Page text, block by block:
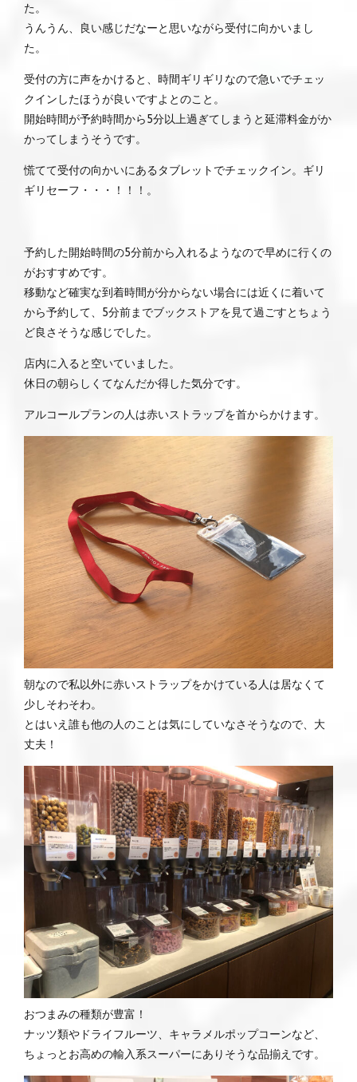
た。
うんうん、良い感じだなーと思いながら受付に向かいまし
た。
受付の方に声をかけると、時間ギリギリなので急いでチェッ
クインしたほうが良いですよとのこと。
開始時間が予約時間から5分以上過ぎてしまうと延滞料金がか
かってしまうそうです。
慌てて受付の向かいにあるタブレットでチェックイン。ギリ
ギリセーフ・・・！！！。
予約した開始時間の5分前から入れるようなので早めに行くの
がおすすめです。
移動など確実な到着時間が分からない場合には近くに着いて
から予約して、5分前までブックストアを見て過ごすとちょう
ど良さそうな感じでした。
店内に入ると空いていました。
休日の朝らしくてなんだか得した気分です。
アルコールプランの人は赤いストラップを首からかけます。
朝なので私以外に赤いストラップをかけている人は居なくて
少しそわそわ。
とはいえ誰も他の人のことは気にしていなさそうなので、大
丈夫！
おつまみの種類が豊富！
ナッツ類やドライフルーツ、キャラメルポップコーンなど、
ちょっとお高めの輸入系スーパーにありそうな品揃えです。